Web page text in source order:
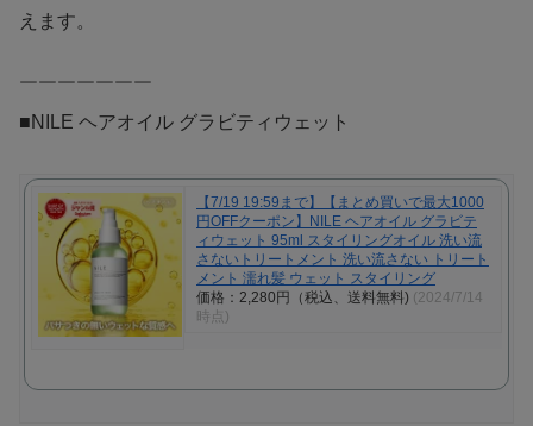
えます。
￣￣￣￣￣￣￣
■NILE ヘアオイル グラビティウェット
【7/19 19:59まで】【まとめ買いで最大1000
円OFFクーポン】NILE ヘアオイル グラビテ
ィウェット 95ml スタイリングオイル 洗い流
さないトリートメント 洗い流さない トリート
メント 濡れ髪 ウェット スタイリング
価格：2,280円（税込、送料無料) (2024/7/14
時点)